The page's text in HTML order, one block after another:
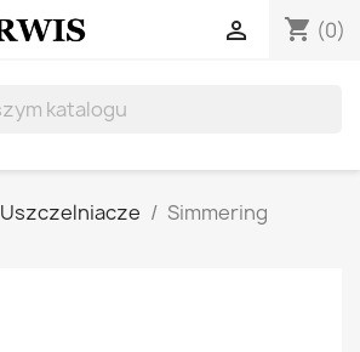
shopping_cart (0)

Uszczelniacze
Simmering